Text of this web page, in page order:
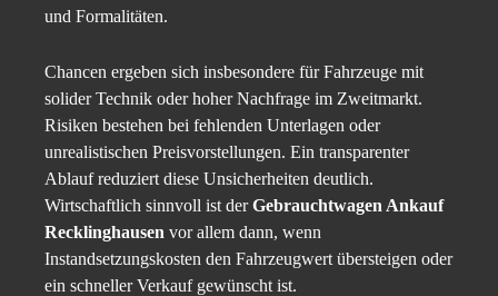
und Formalitäten.
Chancen ergeben sich insbesondere für Fahrzeuge mit
solider Technik oder hoher Nachfrage im Zweitmarkt.
Risiken bestehen bei fehlenden Unterlagen oder
unrealistischen Preisvorstellungen. Ein transparenter
Ablauf reduziert diese Unsicherheiten deutlich.
Wirtschaftlich sinnvoll ist derGebrauchtwagen Ankauf
Recklinghausen vor allem dann, wenn
Instandsetzungskosten den Fahrzeugwert übersteigen oder
ein schneller Verkauf gewünscht ist.